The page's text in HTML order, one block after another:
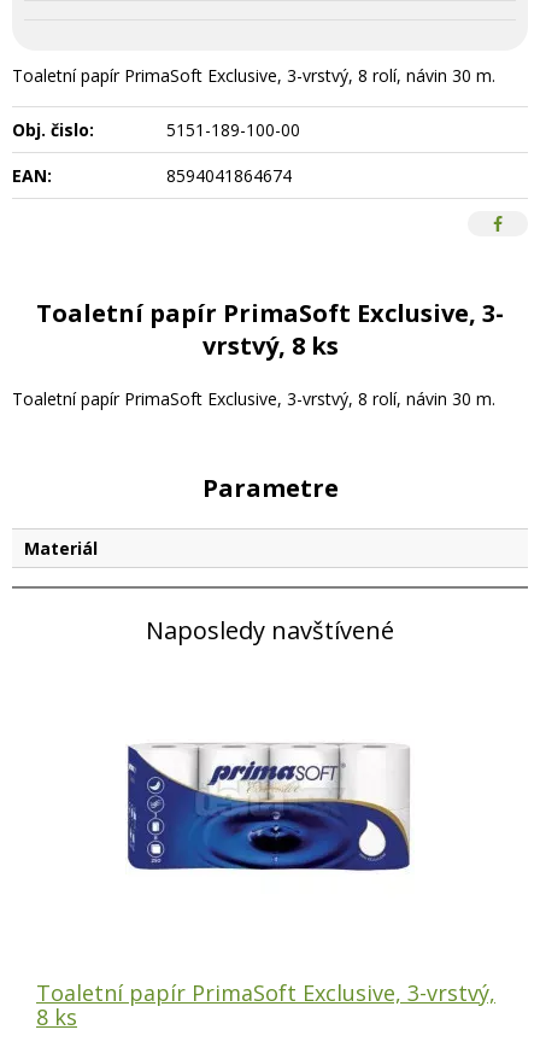
Toaletní papír PrimaSoft Exclusive, 3-vrstvý, 8 rolí, návin 30 m.
Obj. čislo:
5151-189-100-00
EAN:
8594041864674
Toaletní papír PrimaSoft Exclusive, 3-
vrstvý, 8 ks
Toaletní papír PrimaSoft Exclusive, 3-vrstvý, 8 rolí, návin 30 m.
Parametre
Materiál
Naposledy navštívené
Toaletní papír PrimaSoft Exclusive, 3-vrstvý,
8 ks